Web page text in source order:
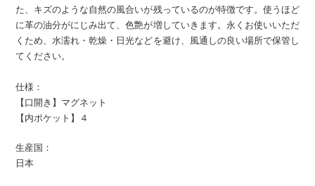
た、キズのような自然の風合いが残っているのが特徴です。使うほど
に革の油分がにじみ出て、色艶が増していきます。永くお使いいただ
くため、水濡れ・乾燥・日光などを避け、風通しの良い場所で保管し
てください。
仕様：
【口開き】マグネット
【内ポケット】４
生産国：
日本